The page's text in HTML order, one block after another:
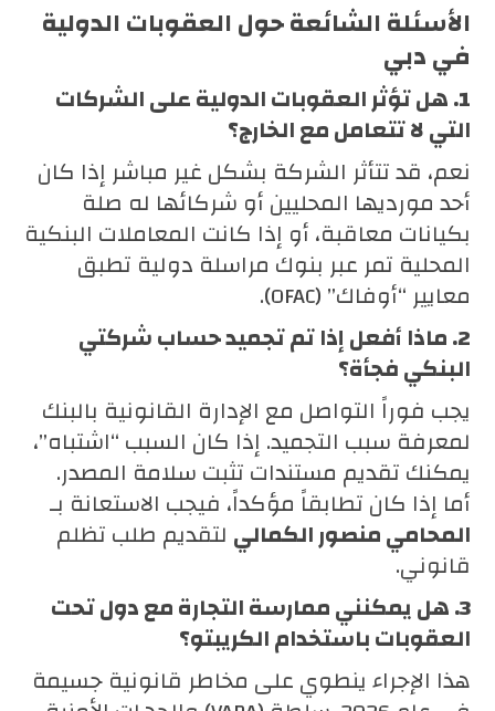
الأسئلة الشائعة حول العقوبات الدولية
في دبي
1. هل تؤثر العقوبات الدولية على الشركات
التي لا تتعامل مع الخارج؟
نعم، قد تتأثر الشركة بشكل غير مباشر إذا كان
أحد مورديها المحليين أو شركائها له صلة
بكيانات معاقبة، أو إذا كانت المعاملات البنكية
المحلية تمر عبر بنوك مراسلة دولية تطبق
معايير “أوفاك” (OFAC).
2. ماذا أفعل إذا تم تجميد حساب شركتي
البنكي فجأة؟
يجب فوراً التواصل مع الإدارة القانونية بالبنك
لمعرفة سبب التجميد. إذا كان السبب “اشتباه”،
يمكنك تقديم مستندات تثبت سلامة المصدر.
أما إذا كان تطابقاً مؤكداً، فيجب الاستعانة بـ
المحامي منصور الكمالي لتقديم طلب تظلم
قانوني.
3. هل يمكنني ممارسة التجارة مع دول تحت
العقوبات باستخدام الكريبتو؟
هذا الإجراء ينطوي على مخاطر قانونية جسيمة